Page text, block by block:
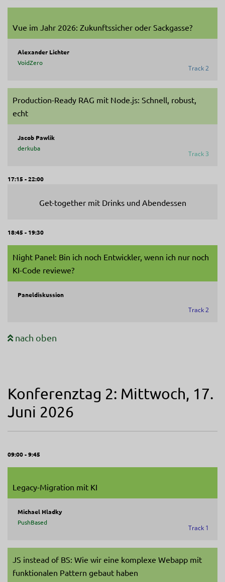
Vue im Jahr 2026: Zukunftssicher oder Sackgasse?
Alexander Lichter
VoidZero
Track 2
Production-Ready RAG mit Node.js: Schnell, robust,
echt
Jacob Pawlik
derkuba
Track 3
17:15 - 22:00
Get-together mit Drinks und Abendessen
18:45 - 19:30
Night Panel: Bin ich noch Entwickler, wenn ich nur noch
KI-Code reviewe?
Paneldiskussion
Track 2
nach oben
Konferenztag 2: Mittwoch, 17.
Juni 2026
09:00 - 9:45
Legacy-Migration mit KI
Michael Hladky
PushBased
Track 1
JS instead of BS: Wie wir eine komplexe Webapp mit
funktionalen Pattern gebaut haben